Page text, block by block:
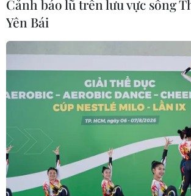
Giữa lúc dịch bệnh COVID-19 đang
tại Hàn Quốc thì những con phố người
Cảnh báo lũ trên lưu vực sông
Yên Bái